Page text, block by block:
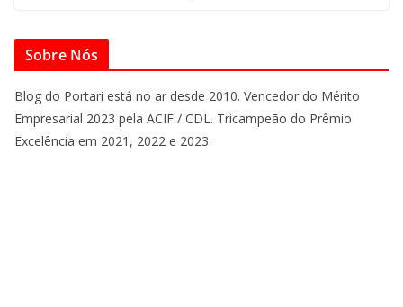
Sobre Nós
Blog do Portari está no ar desde 2010. Vencedor do Mérito
Empresarial 2023 pela ACIF / CDL. Tricampeão do Prêmio
Excelência em 2021, 2022 e 2023.